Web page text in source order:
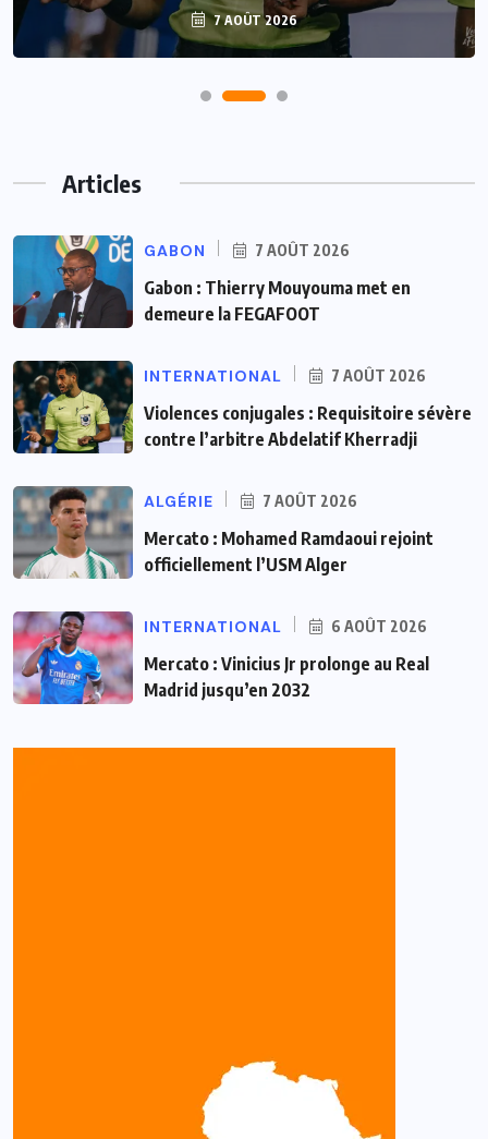
7 AOÛT 2026
Articles
GABON 7 AOÛT 2026
Gabon : Thierry Mouyouma met en
demeure la FEGAFOOT
INTERNATIONAL 7 AOÛT 2026
Violences conjugales : Requisitoire sévère
contre l’arbitre Abdelatif Kherradji
ALGÉRIE 7 AOÛT 2026
Mercato : Mohamed Ramdaoui rejoint
officiellement l’USM Alger
INTERNATIONAL 6 AOÛT 2026
Mercato : Vinicius Jr prolonge au Real
Madrid jusqu’en 2032